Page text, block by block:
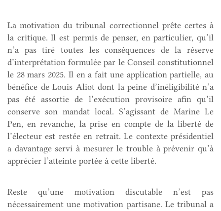
La motivation du tribunal correctionnel prête certes à
la critique. Il est permis de penser, en particulier, qu’il
n’a pas tiré toutes les conséquences de la réserve
d’interprétation formulée par le Conseil constitutionnel
le 28 mars 2025. Il en a fait une application partielle, au
bénéfice de Louis Aliot dont la peine d’inéligibilité n’a
pas été assortie de l’exécution provisoire afin qu’il
conserve son mandat local. S’agissant de Marine Le
Pen, en revanche, la prise en compte de la liberté de
l’électeur est restée en retrait. Le contexte présidentiel
a davantage servi à mesurer le trouble à prévenir qu’à
apprécier l’atteinte portée à cette liberté.
Reste qu’une motivation discutable n’est pas
nécessairement une motivation partisane. Le tribunal a